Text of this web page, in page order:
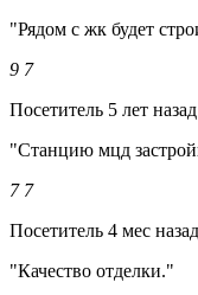
"Рядом с жк будет
9 7
Посетитель 5 лет назад
"Станцию мцд
7 7
Посетитель 4 мес назад
"Качество отделки."